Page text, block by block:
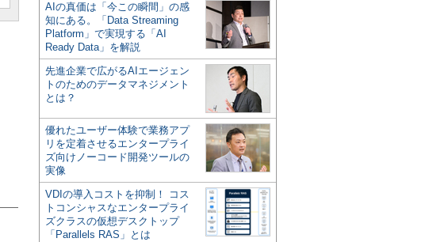
AIの真価は「今この瞬間」の感
知にある。「Data Streaming
Platform」で実現する「AI
Ready Data」を解説
先進企業で広がるAIエージェン
トのためのデータマネジメント
とは？
優れたユーザー体験で業務アプ
リを定着させるエンタープライ
ズ向けノーコード開発ツールの
実像
VDIの導入コストを抑制！ コス
トコンシャスなエンタープライ
ズクラスの仮想デスクトップ
「Parallels RAS」とは